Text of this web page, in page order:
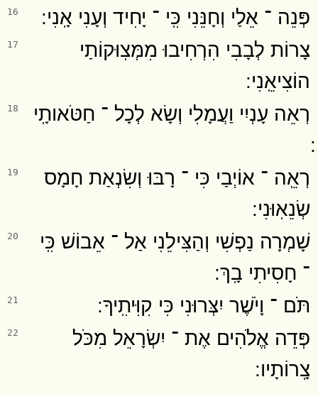
16 פְּנֵה ־ אֵלַי וְחָנֵּנִי כִּֽי ־ יָחִיד וְעָנִי אָֽנִי ׃
17
צָרוֹת לְבָבִי הִרְחִיבוּ מִמְּצֽוּקוֹתַי
הוֹצִיאֵֽנִי ׃
18
רְאֵה עָנְיִי וַעֲמָלִי וְשָׂא לְכָל ־ חַטֹּאותָֽי
19
רְאֵֽה ־ אוֹיְבַי כִּי ־ רָבּוּ וְשִׂנְאַת חָמָס
שְׂנֵאֽוּנִי ׃
20
שָׁמְרָה נַפְשִׁי וְהַצִּילֵנִי אַל ־ אֵבוֹשׁ כִּֽי
־ חָסִיתִי בָֽךְ ׃
21 תֹּם ־ וָיֹשֶׁר יִצְּרוּנִי כִּי קִוִּיתִֽיךָ ׃
22
פְּדֵה אֱלֹהִים אֶת ־ יִשְׂרָאֵל מִכֹּל
צָֽרוֹתָיו ׃